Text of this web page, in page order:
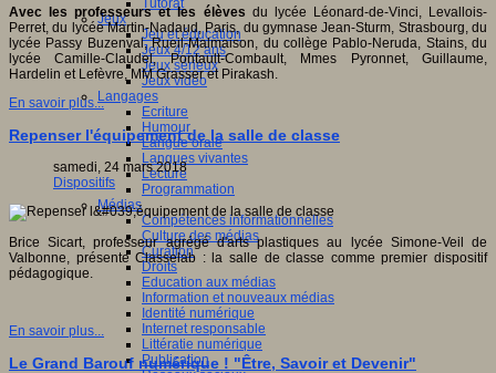
Tutorat
Jeux
Jeu et éducation
Jeux 4/12 ans
Jeux sérieux
Jeux vidéo
Langages
Ecriture
Humour
Langue orale
Langues vivantes
Lecture
Programmation
Médias
Compétences informationnelles
Culture des médias
Curation
Droits
Education aux médias
Information et nouveaux médias
Identité numérique
Internet responsable
Littératie numérique
Publication
Avec les professeurs et les élèves du lycée Léonard-de-Vinci, Levallois-
Perret, du lycée Martin-Nadaud, Paris, du gymnase Jean-Sturm, Strasbourg, du
lycée Passy Buzenval, Rueil-Malmaison, du collège Pablo-Neruda, Stains, du
lycée Camille-Claudel, Pontault-Combault, Mmes Pyronnet, Guillaume,
Hardelin et Lefèvre, MM Grasser et Pirakash.
En savoir plus...
Repenser l'équipement de la salle de classe
samedi, 24 mars 2018
Dispositifs
Brice Sicart, professeur agrégé d'arts plastiques au lycée Simone-Veil de
Valbonne, présente Classelab : la salle de classe comme premier dispositif
pédagogique.
En savoir plus...
Le Grand Barouf numérique ! "Être, Savoir et Devenir"